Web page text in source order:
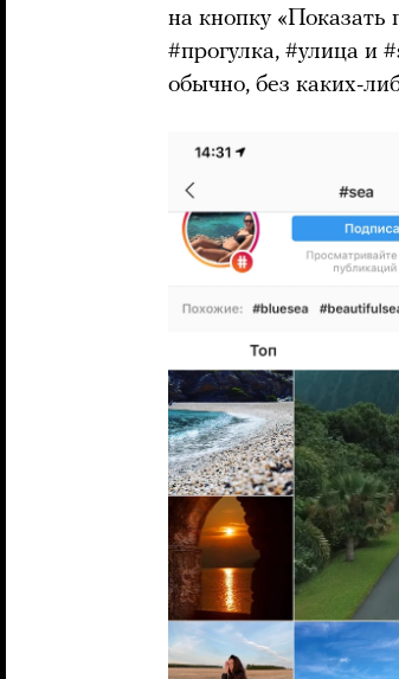
на кнопку
#прогулка, #улица и
обычно, без каких-